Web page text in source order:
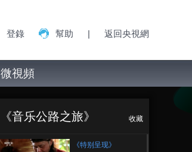
登錄 幫助 | 返回央視網
微視頻
《音乐公路之旅》 收藏
集 夏天的礼物（上）
《特别呈现》